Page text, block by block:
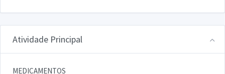
Atividade Principal
MEDICAMENTOS